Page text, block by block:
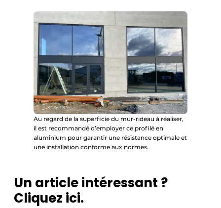
Au regard de la superficie du mur-rideau à réaliser,
il est recommandé d’employer ce profilé en
aluminium pour garantir une résistance optimale et
une installation conforme aux normes.
Un article intéressant ?
Cliquez ici.